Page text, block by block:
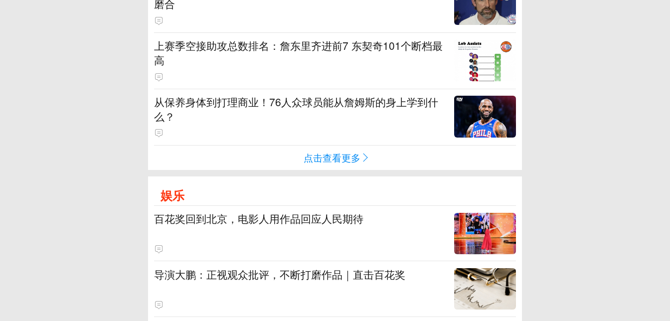
磨合
上赛季空接助攻总数排名：詹东里齐进前7 东契奇101个断档最
高
从保养身体到打理商业！76人众球员能从詹姆斯的身上学到什
么？
点击查看更多
娱乐
百花奖回到北京，电影人用作品回应人民期待
导演大鹏：正视观众批评，不断打磨作品｜直击百花奖